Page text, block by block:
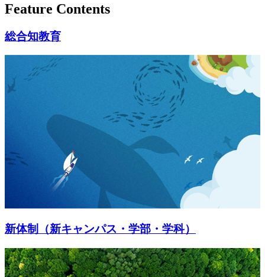
Feature Contents
総合知教育
新体制（新キャンパス・学部・学科）